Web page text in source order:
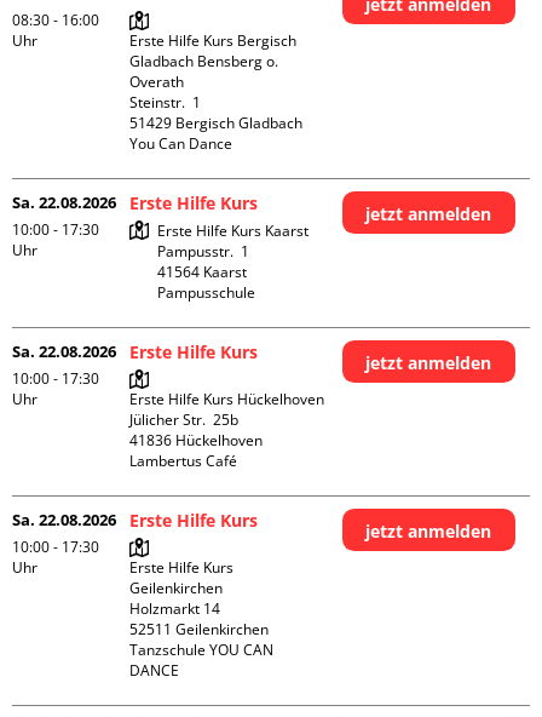
08:30 - 16:00
Uhr
Erste Hilfe Kurs Bergisch
Gladbach Bensberg o.
Overath
Steinstr.  1
51429 Bergisch Gladbach
You Can Dance
Sa. 22.08.2026
10:00 - 17:30
Uhr
Erste Hilfe Kurs
Erste Hilfe Kurs Kaarst
Pampusstr.  1
41564 Kaarst
Pampusschule
jetzt anmelden
Sa. 22.08.2026
10:00 - 17:30
Uhr
Erste Hilfe Kurs
Erste Hilfe Kurs Hückelhoven
Jülicher Str.  25b
41836 Hückelhoven
Lambertus Café
jetzt anmelden
Sa. 22.08.2026
10:00 - 17:30
Uhr
Erste Hilfe Kurs
Erste Hilfe Kurs
Geilenkirchen
Holzmarkt 14
52511 Geilenkirchen
Tanzschule YOU CAN
DANCE
jetzt anmelden